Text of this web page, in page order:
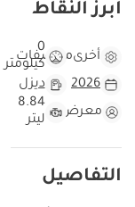
أبرز النقاط
أخرىمواصفات
0
كيلومتر
2026
ديزل
معرض
8.84
ليتر
التفاصيل